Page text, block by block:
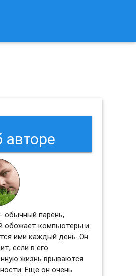
авторе
обычный парень,
обожает компьютеры и
ими каждый день. Он
если в его
жизнь врываются
Еще он очень